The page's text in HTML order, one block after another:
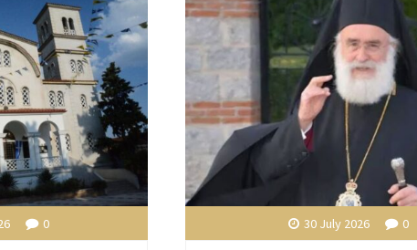
0 30 July 2026 0